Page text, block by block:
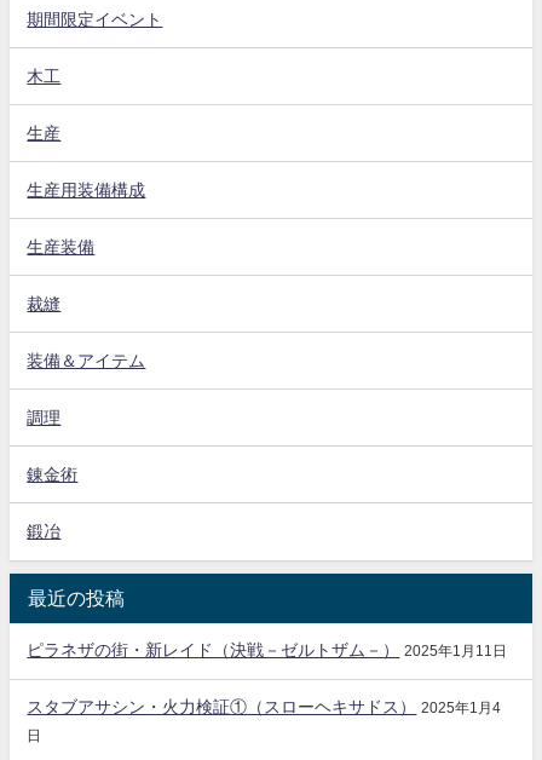
期間限定イベント
木工
生産
生産用装備構成
生産装備
裁縫
装備＆アイテム
調理
錬金術
鍛冶
最近の投稿
ピラネザの街・新レイド（決戦－ゼルトザム－） 2025年1月11日
スタブアサシン・火力検証①（スローヘキサドス）
2025年1月4
日